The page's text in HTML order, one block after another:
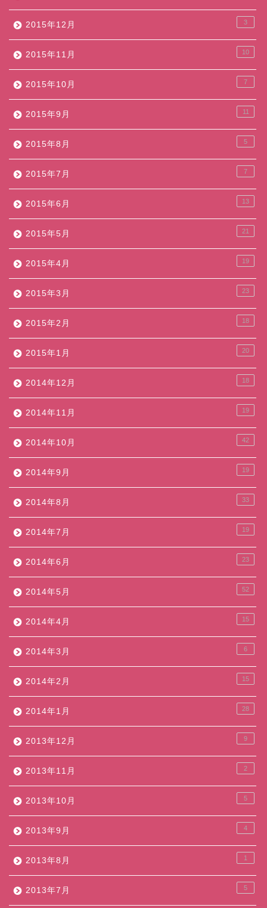
2015年12月 3
2015年11月 10
2015年10月 7
2015年9月 11
2015年8月 5
2015年7月 7
2015年6月 13
2015年5月 21
2015年4月 19
2015年3月 23
2015年2月 18
2015年1月 20
2014年12月 18
2014年11月 19
2014年10月 42
2014年9月 19
2014年8月 33
2014年7月 19
2014年6月 23
2014年5月 52
2014年4月 15
2014年3月 6
2014年2月 15
2014年1月 28
2013年12月 9
2013年11月 2
2013年10月 5
2013年9月 4
2013年8月 1
2013年7月 5